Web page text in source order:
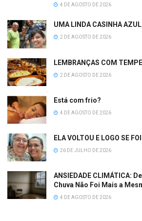
4 DE AGOSTO DE 2026
UMA LINDA CASINHA AZUL
2 DE AGOSTO DE 2026
LEMBRANÇAS COM
2 DE AGOSTO DE 2026
Está com frio?
4 DE AGOSTO DE 2026
ELA VOLTOU E LOGO SE FOI
26 DE JULHO DE 2026
ANSIEDADE CLIMÁTICA:
Chuva Não Foi Mais a
4 DE AGOSTO DE 2026